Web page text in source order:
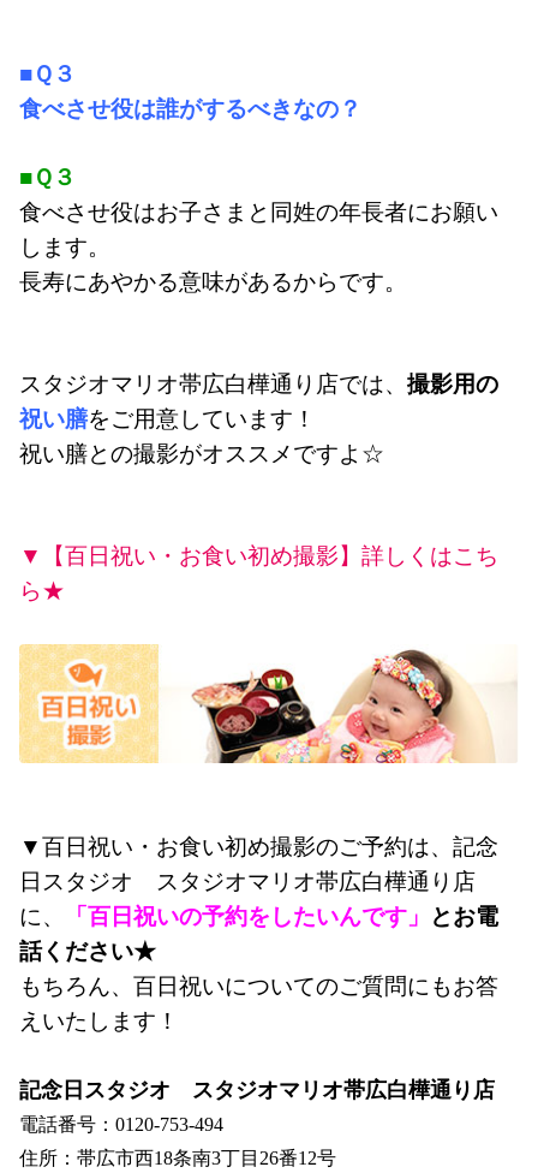
■Ｑ３
食べさせ役は誰がするべきなの？
■Ｑ３
食べさせ役はお子さまと同姓の年長者にお願い
します。
長寿にあやかる意味があるからです。
スタジオマリオ帯広白樺通り店では、 撮影用の
祝い膳をご用意しています！
祝い膳との撮影がオススメですよ☆
▼【百日祝い・お食い初め撮影】詳しくはこち
ら★
▼百日祝い・お食い初め撮影のご予約は、 記念
日スタジオ
スタジオマリオ帯広白樺通り 店
に、
「 百日祝いの予約をしたいんです」
とお電
話ください★
もちろん、百日祝いについてのご質問にもお答
えいたします！
記念日スタジオ　スタジオマリオ帯広白樺通り店
電話番号：0120-753-494
住所：帯広市西18条南3丁目26番12号